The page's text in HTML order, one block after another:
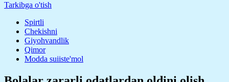
Tarkibga o'tish
Spirtli
Chekishni
Giyohvandlik
Qimor
Modda suiiste'mol